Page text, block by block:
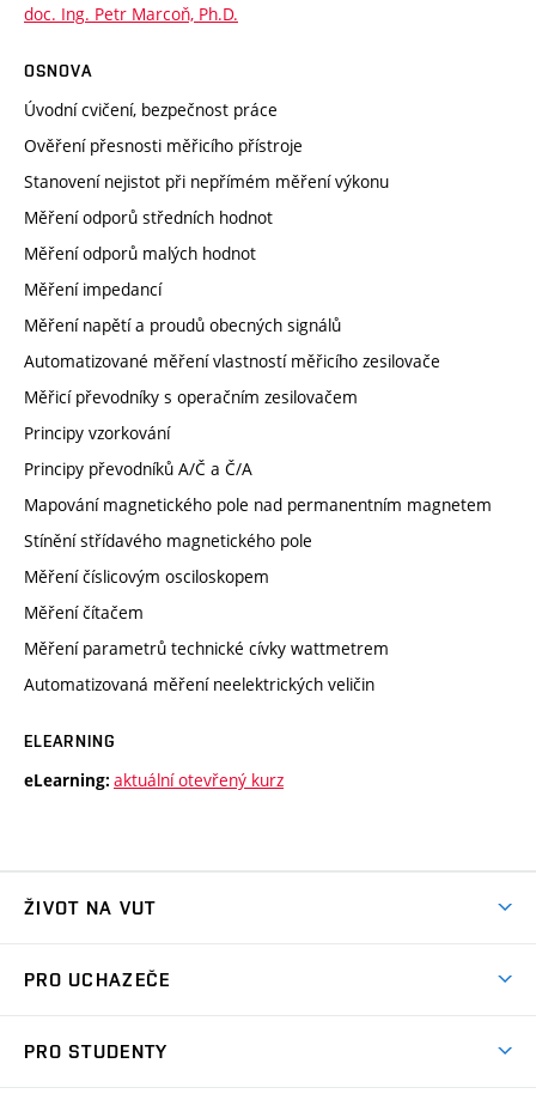
doc. Ing. Petr Marcoň, Ph.D.
OSNOVA
Úvodní cvičení, bezpečnost práce
Ověření přesnosti měřicího přístroje
Stanovení nejistot při nepřímém měření výkonu
Měření odporů středních hodnot
Měření odporů malých hodnot
Měření impedancí
Měření napětí a proudů obecných signálů
Automatizované měření vlastností měřicího zesilovače
Měřicí převodníky s operačním zesilovačem
Principy vzorkování
Principy převodníků A/Č a Č/A
Mapování magnetického pole nad permanentním magnetem
Stínění střídavého magnetického pole
Měření číslicovým osciloskopem
Měření čítačem
Měření parametrů technické cívky wattmetrem
Automatizovaná měření neelektrických veličin
ELEARNING
eLearning: aktuální otevřený kurz
ŽIVOT NA VUT
Koleje
PRO UCHAZEČE
PRO STUDENTY